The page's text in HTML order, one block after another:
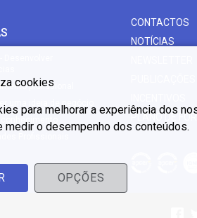
profissional
uma ideia de negócio
conhecimento
CONTACTOS
NOTÍCIAS
PLANO DE
cookies
para melhorar a experiência dos
medir o desempenho dos conteúdos.
OPÇÕES